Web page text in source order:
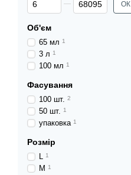
ОК
Об'єм
65 мл 1
3 л 1
100 мл 1
Фасування
100 шт. 2
50 шт. 1
упаковка 1
Розмір
L 1
M 1